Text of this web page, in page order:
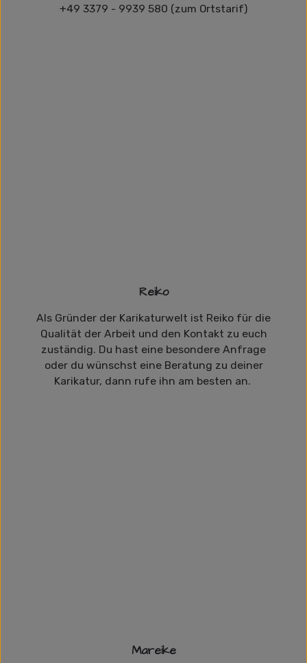
+49 3379 - 9939 580 (zum Ortstarif)
Reiko
Als Gründer der Karikaturwelt ist Reiko für die
Qualität der Arbeit und den Kontakt zu euch
zuständig. Du hast eine besondere Anfrage
oder du wünschst eine Beratung zu deiner
Karikatur, dann rufe ihn am besten an.
Mareike